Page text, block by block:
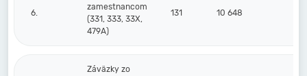
6.
zamestnancom
(331, 333, 33X,
479A)
131 10 648
Záväzky zo